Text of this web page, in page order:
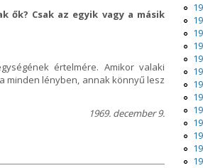
ők? Csak az egyik vagy a másik
értelmére. Amikor valaki
minden lényben, annak könnyű lesz
1969. december 9.